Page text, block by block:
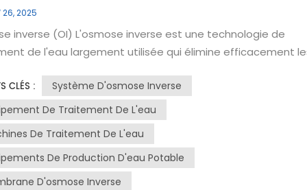
26, 2025
inverse (OI) L'osmose inverse est une technologie de
de l'eau largement utilisée qui élimine efficacement
en polypropylène et la membrane d'osmose inverse sont
essentiels d'un système d'osmose inverse qui
être remplacés régulièrement pour garantir son bon
Cet article explique en détail comment remplacer
filtrante en polypropylène et la membrane d'osmose
d'un système d'osmose inverse.Étapes pour le
CLÉS :
Système D'osmose Inverse
De Traitement De L'eau
De Traitement De L'eau
De Production D'eau Potable
D'osmose Inverse